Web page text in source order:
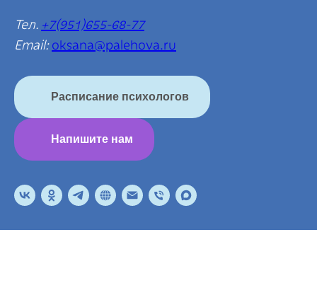
Тел. +7(951)655-68-77
Email: oksana@palehova.ru
Расписание психологов
Напишите нам